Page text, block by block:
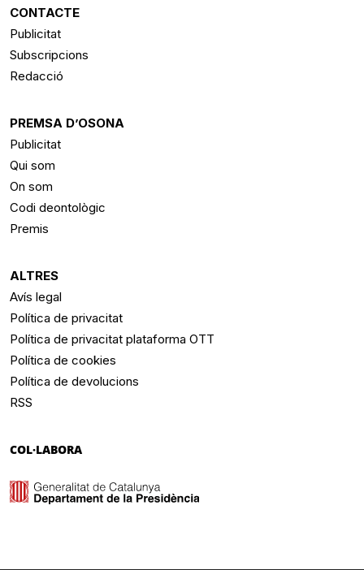
CONTACTE
Publicitat
Subscripcions
Redacció
PREMSA D’OSONA
Publicitat
Qui som
On som
Codi deontològic
Premis
ALTRES
Avís legal
Política de privacitat
Política de privacitat plataforma OTT
Política de cookies
Política de devolucions
RSS
COL·LABORA